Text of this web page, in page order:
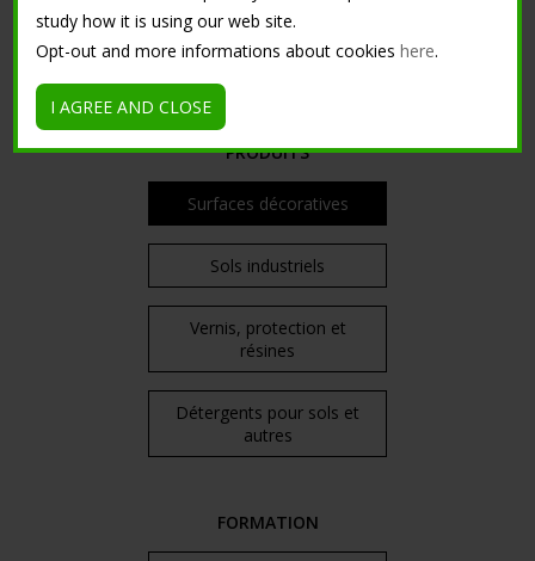
Support publicitaire
PRODUITS
Surfaces décoratives
Sols industriels
Vernis, protection et
résines
Détergents pour sols et
autres
FORMATION
study how it is using our web site.
Opt-out and more informations about cookieshere.
I AGREE AND CLOSE